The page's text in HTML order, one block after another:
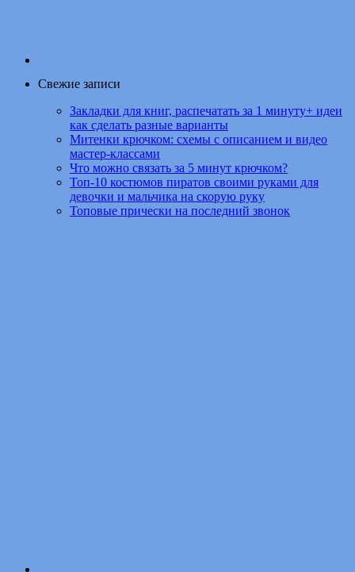
Свежие записи
Закладки для книг, распечатать за 1 минуту+ идеи
как сделать разные варианты
Митенки крючком: схемы с описанием и видео
мастер-классами
Что можно связать за 5 минут крючком?
Топ-10 костюмов пиратов своими руками для
девочки и мальчика на скорую руку
Топовые прически на последний звонок